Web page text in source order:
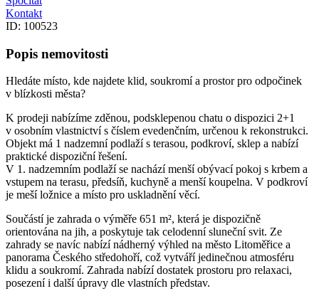
Kontakt
ID: 100523
Popis nemovitosti
Hledáte místo, kde najdete klid, soukromí a prostor pro odpočinek
v blízkosti města?
K prodeji nabízíme zděnou, podsklepenou chatu o dispozici 2+1
v osobním vlastnictví s číslem evedenčním, určenou k rekonstrukci.
Objekt má 1 nadzemní podlaží s terasou, podkroví, sklep a nabízí
praktické dispoziční řešení.
V 1. nadzemním podlaží se nachází menší obývací pokoj s krbem a
vstupem na terasu, předsíň, kuchyně a menší koupelna. V podkroví
je meší ložnice a místo pro uskladnění věcí.
Součástí je zahrada o výměře 651 m², která je dispozičně
orientována na jih, a poskytuje tak celodenní sluneční svit. Ze
zahrady se navíc nabízí nádherný výhled na město Litoměřice a
panorama Českého středohoří, což vytváří jedinečnou atmosféru
klidu a soukromí. Zahrada nabízí dostatek prostoru pro relaxaci,
posezení i další úpravy dle vlastních představ.